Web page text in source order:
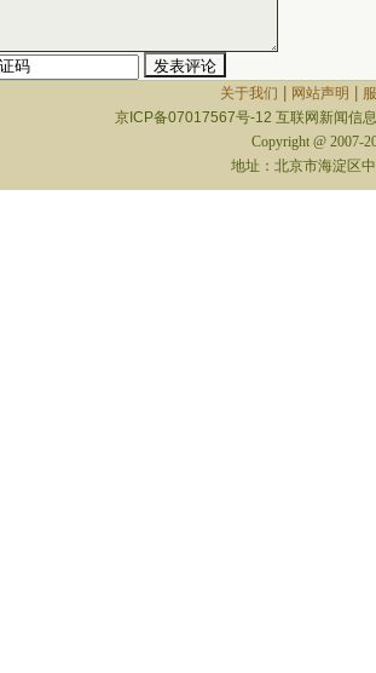
关于我们 | 网站声明 |
京ICP备07017567号-12 互联网新闻信
Copyright @ 2007-
地址：北京市海淀区